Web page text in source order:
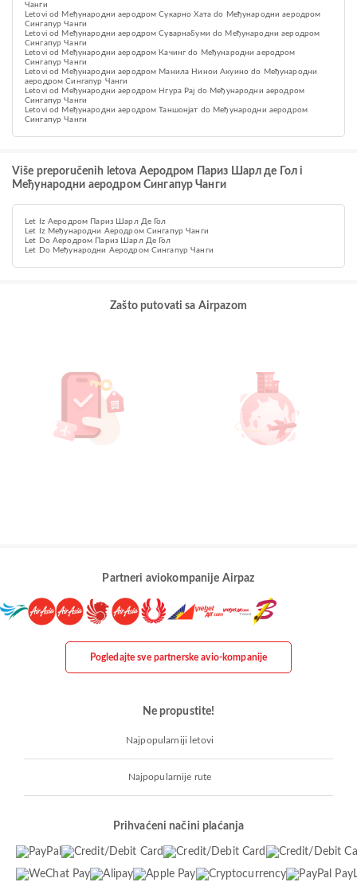
Чанги
Letovi od Међународни аеродром Сукарно Хата do Међународни аеродром
Сингапур Чанги
Letovi od Међународни аеродром Суварнабуми do Међународни аеродром
Сингапур Чанги
Letovi od Међународни аеродром Качинг do Међународни аеродром
Сингапур Чанги
Letovi od Међународни аеродром Манила Нинои Акуино do Међународни
аеродром Сингапур Чанги
Letovi od Међународни аеродром Нгура Рај do Међународни аеродром
Сингапур Чанги
Letovi od Међународни аеродром Таншонјат do Међународни аеродром
Сингапур Чанги
Više preporučenih letova Aеродром Париз Шарл де Гол i
Међународни аеродром Сингапур Чанги
Let Iz Aеродром Париз Шарл Де Гол
Let Iz Међународни Аеродром Сингапур Чанги
Let Do Aеродром Париз Шарл Де Гол
Let Do Међународни Аеродром Сингапур Чанги
Zašto putovati sa Airpazom
Partneri aviokompanije Airpaz
Pogledajte sve partnerske avio-kompanije
Ne propustite!
Najpopularniji letovi
Najpopularnije rute
Prihvaćeni načini plaćanja